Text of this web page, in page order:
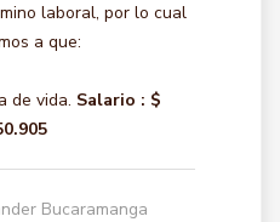
laboral, por lo cual
a que:
de vida. Salario : $
Bucaramanga